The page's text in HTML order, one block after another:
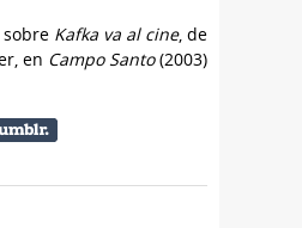
sobre Kafka va al cine, de
en Campo Santo(2003)